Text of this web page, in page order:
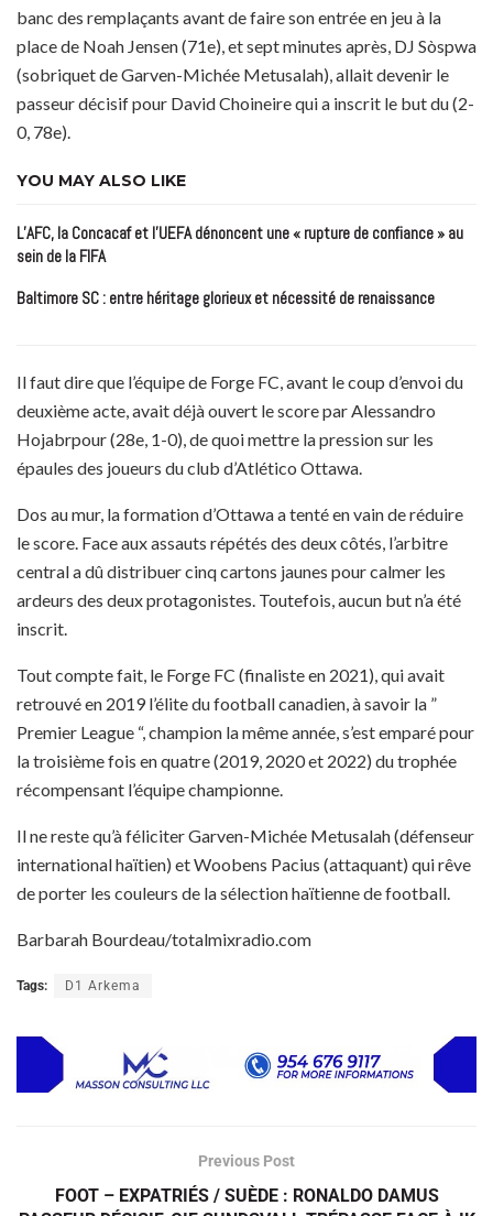
banc des remplaçants avant de faire son entrée en jeu à la
place de Noah Jensen (71e), et sept minutes après, DJ Sòspwa
(sobriquet de Garven-Michée Metusalah), allait devenir le
passeur décisif pour David Choineire qui a inscrit le but du (2-
0, 78e).
YOU MAY ALSO LIKE
L’AFC, la Concacaf et l’UEFA dénoncent une « rupture de confiance » au
sein de la FIFA
Baltimore SC : entre héritage glorieux et nécessité de renaissance
Il faut dire que l’équipe de Forge FC, avant le coup d’envoi du
deuxième acte, avait déjà ouvert le score par Alessandro
Hojabrpour (28e, 1-0), de quoi mettre la pression sur les
épaules des joueurs du club d’Atlético Ottawa.
Dos au mur, la formation d’Ottawa a tenté en vain de réduire
le score. Face aux assauts répétés des deux côtés, l’arbitre
central a dû distribuer cinq cartons jaunes pour calmer les
ardeurs des deux protagonistes. Toutefois, aucun but n’a été
inscrit.
Tout compte fait, le Forge FC (finaliste en 2021), qui avait
retrouvé en 2019 l’élite du football canadien, à savoir la ”
Premier League “, champion la même année, s’est emparé pour
la troisième fois en quatre (2019, 2020 et 2022) du trophée
récompensant l’équipe championne.
Il ne reste qu’à féliciter Garven-Michée Metusalah (défenseur
international haïtien) et Woobens Pacius (attaquant) qui rêve
de porter les couleurs de la sélection haïtienne de football.
Barbarah Bourdeau/totalmixradio.com
Tags: D1 Arkema
Previous Post
FOOT – EXPATRIÉS / SUÈDE : RONALDO DAMUS